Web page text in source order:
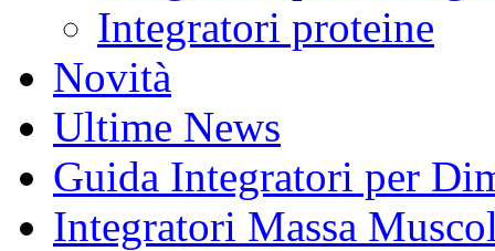
Integratori proteine
Novità
Ultime News
Guida Integratori per
Integratori Massa